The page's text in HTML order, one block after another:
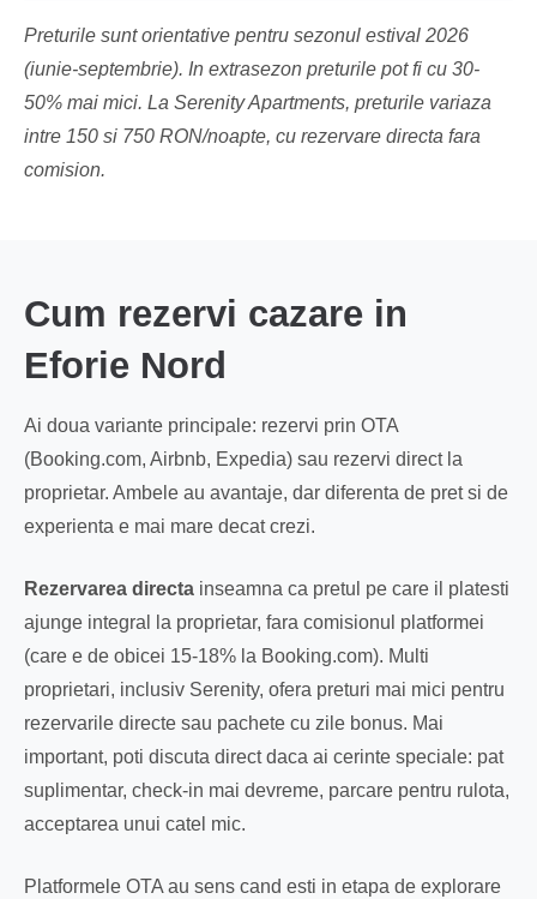
Preturile sunt orientative pentru sezonul estival 2026
(iunie-septembrie). In extrasezon preturile pot fi cu 30-
50% mai mici. La Serenity Apartments, preturile variaza
intre 150 si 750 RON/noapte, cu rezervare directa fara
comision.
Cum rezervi cazare in
Eforie Nord
Ai doua variante principale: rezervi prin OTA
(Booking.com, Airbnb, Expedia) sau rezervi direct la
proprietar. Ambele au avantaje, dar diferenta de pret si de
experienta e mai mare decat crezi.
Rezervarea directa inseamna ca pretul pe care il platesti
ajunge integral la proprietar, fara comisionul platformei
(care e de obicei 15-18% la Booking.com). Multi
proprietari, inclusiv Serenity, ofera preturi mai mici pentru
rezervarile directe sau pachete cu zile bonus. Mai
important, poti discuta direct daca ai cerinte speciale: pat
suplimentar, check-in mai devreme, parcare pentru rulota,
acceptarea unui catel mic.
Platformele OTA au sens cand esti in etapa de explorare